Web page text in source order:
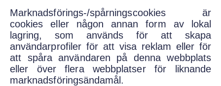
Marknadsförings-/spårningscookies är
cookies eller någon annan form av lokal
lagring, som används för att skapa
användarprofiler för att visa reklam eller för
att spåra användaren på denna webbplats
eller över flera webbplatser för liknande
marknadsföringsändamål.